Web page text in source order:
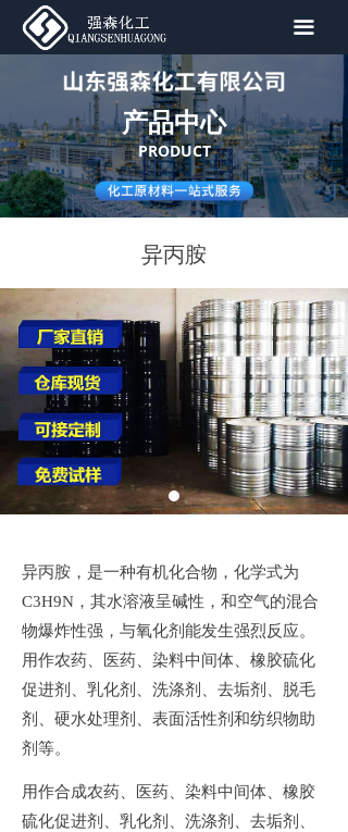
끀
首页
关于我们
产品中心
新闻资讯
联系我们
异丙胺，是一种有机化合物，化学式为
C3H9N ，其水溶液呈碱性，和空气的混合
物爆炸性强，与氧化剂能发生强烈反应。
用作农药、医药、染料中间体、橡胶硫化
促进剂、乳化剂、洗涤剂、去垢剂、脱毛
剂、硬水处理剂、表面活性剂和纺织物助
剂等。
用作合成农药、医药、染料中间体、橡胶
硫化促进剂、乳化剂、洗涤剂、去垢剂、
产品中心
PRODUCT
异丙胺